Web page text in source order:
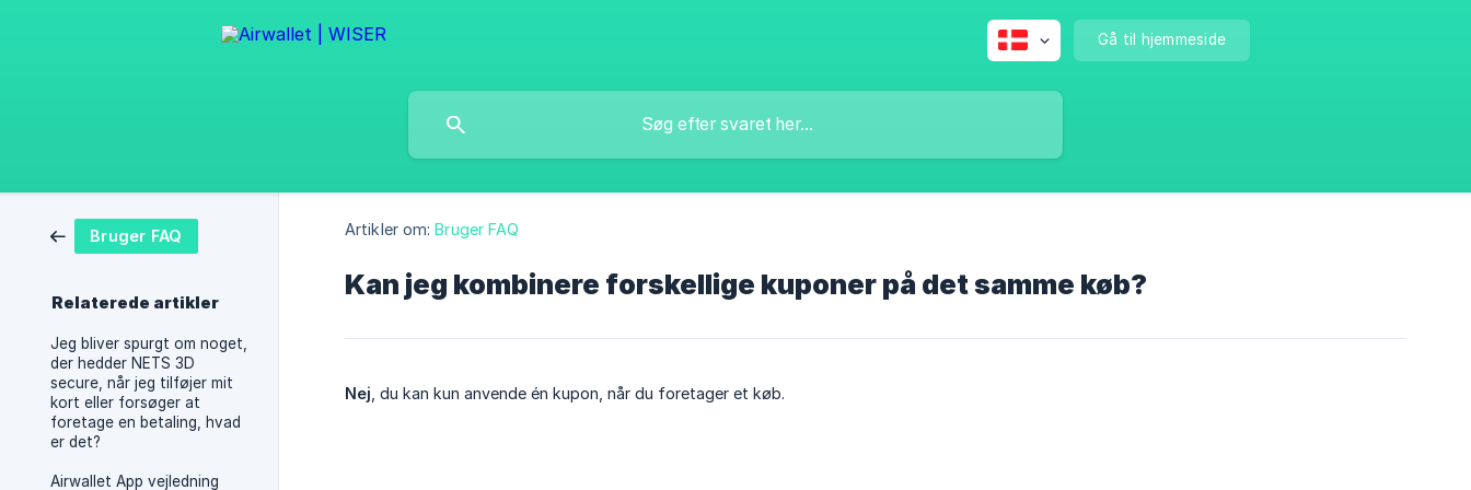
Gå til hjemmeside
Bruger FAQ
Relaterede artikler
Jeg bliver spurgt om noget,
der hedder NETS 3D
secure, når jeg tilføjer mit
kort eller forsøger at
foretage en betaling, hvad
er det?
Airwallet App vejledning
Artikler om: Bruger FAQ
Kan jeg kombinere forskellige kuponer på det samme køb?
Nej , du kan kun anvende én kupon, når du foretager et køb.